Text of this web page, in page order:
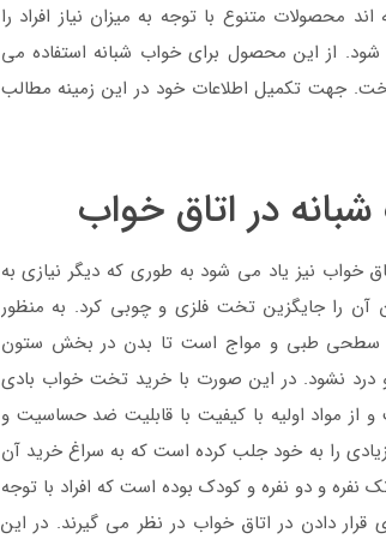
محصولات متنوع با توجه به میزان نیاز افراد را
از این محصول برای خواب شبانه استفاده می
جهت تکمیل اطلاعات خود در این زمینه مطالب
در اتاق خواب
خواب نیز یاد می شود به طوری که دیگر نیازی به
را جایگزین تخت فلزی و چوبی کرد. به منظور
به سطحی طبی و مواج است تا بدن در بخش ستون
و درد نشود. در این صورت با خرید تخت خواب بادی
مواد اولیه با کیفیت با قابلیت ضد حساسیت و
را به خود جلب کرده است که به سراغ خرید آن
و دو نفره و کودک بوده است که افراد با توجه
دادن در اتاق خواب در نظر می گیرند. در این